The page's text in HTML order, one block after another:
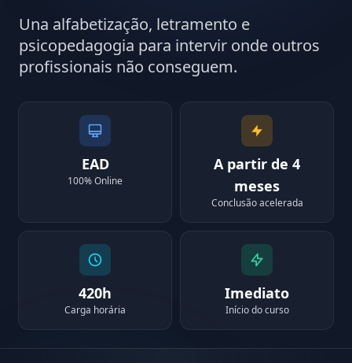
Una alfabetização, letramento e
psicopedagogia para intervir onde outros
profissionais não conseguem.
EAD
100% Online
A partir de 4
meses
Conclusão acelerada
420h
Carga horária
Imediato
Início do curso